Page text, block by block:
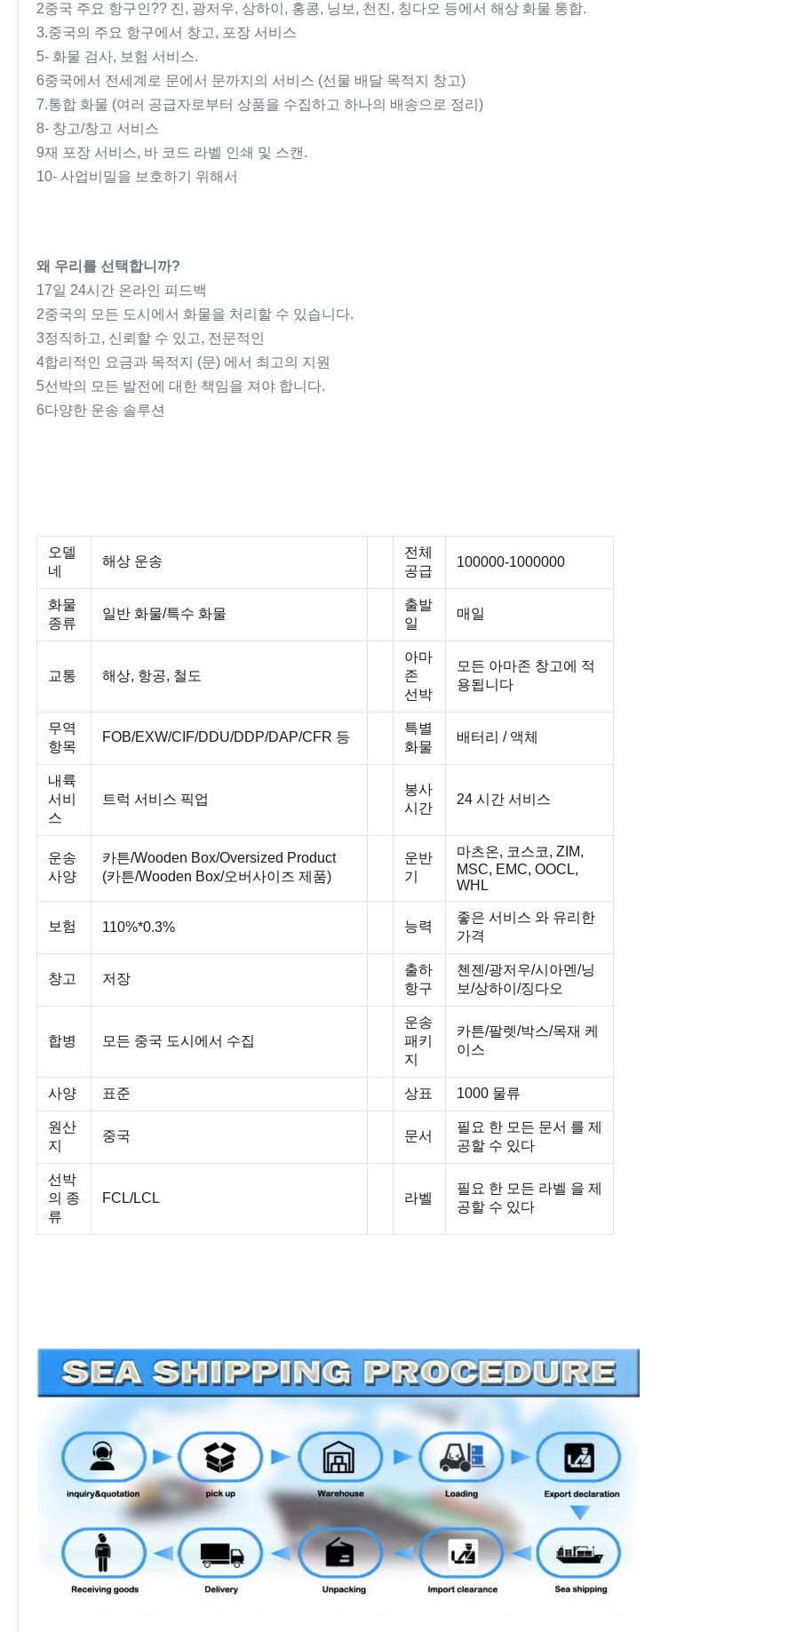
2중국 주요 항구인?? 진, 광저우, 상하이, 홍콩, 닝보, 천진, 칭다오 등에서 해상 화물 통합.
3.중국의 주요 항구에서 창고, 포장 서비스
5- 화물 검사, 보험 서비스.
6중국에서 전세계로 문에서 문까지의 서비스 (선물 배달 목적지 창고)
7.통합 화물 (여러 공급자로부터 상품을 수집하고 하나의 배송으로 정리)
8- 창고/창고 서비스
9재 포장 서비스, 바 코드 라벨 인쇄 및 스캔.
10- 사업비밀을 보호하기 위해서
왜 우리를 선택합니까?
17일 24시간 온라인 피드백
2중국의 모든 도시에서 화물을 처리할 수 있습니다.
3정직하고, 신뢰할 수 있고, 전문적인
4합리적인 요금과 목적지 (문) 에서 최고의 지원
5선박의 모든 발전에 대한 책임을 져야 합니다.
6다양한 운송 솔루션
오델
네
해상 운송
전체
공급
100000-1000000
화물
종류
일반 화물/특수 화물
출발
일
매일
교통 해상, 항공, 철도
아마
존
선박
모든 아마존 창고에 적
용됩니다
무역
항목
FOB/EXW/CIF/DDU/DDP/DAP/CFR 등
특별
화물
배터리 / 액체
내륙
서비
스
트럭 서비스 픽업
봉사
시간
24 시간 서비스
운송
사양
카튼/Wooden Box/Oversized Product
(카튼/Wooden Box/오버사이즈 제품)
운반
기
마츠온, 코스코, ZIM,
MSC, EMC, OOCL,
WHL
보험 110%*0.3% 능력
좋은 서비스 와 유리한
가격
창고 저장
출하
항구
첸젠/광저우/시아멘/닝
보/상하이/징다오
합병 모든 중국 도시에서 수집
운송
패키
지
카튼/팔렛/박스/목재 케
이스
사양 표준 상표 1000 물류
원산
지
중국 문서
필요 한 모든 문서 를 제
공할 수 있다
선박
의 종
류
FCL/LCL 라벨
필요 한 모든 라벨 을 제
공할 수 있다